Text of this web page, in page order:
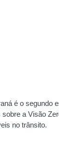
é o segundo
a Visão
no trânsito.